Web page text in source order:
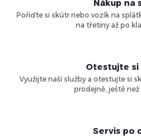
Nákup na
Pořiďte si skútr nebo vozík na
na třetiny až po
Otestujte
Využijte naší služby a otestujte si
prodejně, ještě
Servis po